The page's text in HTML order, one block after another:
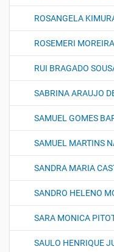
ROSANGELA
ROSEMERI MOREIRA
RUI BRAGADO
SABRINA ARAUJO
SAMUEL GOMES
SAMUEL MARTINS
SANDRA MARIA
SANDRO HELENO
SARA MONICA
SAULO HENRIQUE